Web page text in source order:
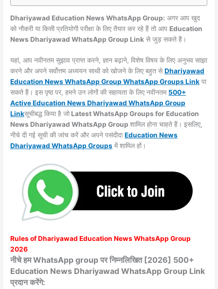
Dhariyawad Education News WhatsApp Group: अगर आप खुद
को नौकरी या किसी प्रतियोगी परीक्षा के लिए तैयार कर रहे हैं तो आप Education
News Dhariyawad WhatsApp Group Link से जुड़ सकते हैं।
यहां, आप नवीनतम सुझाव प्राप्त करने, ज्ञान बढ़ाने, विशेष विषय के लिए अनुभव साझा
करने और अपने सर्वोत्तम अध्ययन साथी को खोजने के लिए बहुत सेDhariyawad
Education News WhatsApp Group WhatsApp GroupsLink पा
सकते हैं। इस पृष्ठ पर, हमने उन लोगों की सहायता के लिए नवीनतम 500+
Active Education News Dhariyawad WhatsApp Group
Linkसूचीबद्ध किया है जो Latest WhatsApp Groups for Education
News Dhariyawad WhatsApp Groupशामिल होना चाहते हैं। इसलिए,
नीचे दी गई सूची की जांच करें और अपने पसंदीदाEducation News
Dhariyawad WhatsAppGroups में शामिल हों।
Rules ofDhariyawadEducation News WhatsApp Group
2026
नीचे हम WhatsApp group पर निम्नलिखित [2026] 500+
Education News Dhariyawad WhatsApp Group Link
प्रदान करेंगे: